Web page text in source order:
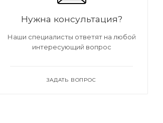
Нужна консультация?
Наши специалисты ответят на любой
интересующий вопрос
ЗАДАТЬ ВОПРОС